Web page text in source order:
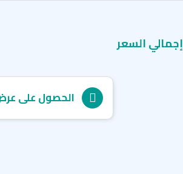
إجمالي السعر
الحصول على